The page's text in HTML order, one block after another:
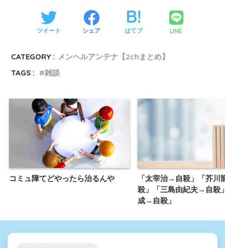
ツイート シェア はてブ LINE
CATEGORY : メンヘルアンテナ【2chまとめ】
TAGS :
雑談
コミュ障てどやったら治るんや
「太宰治→自殺」「芥
殺」「三島由紀夫→自殺
成→自殺」